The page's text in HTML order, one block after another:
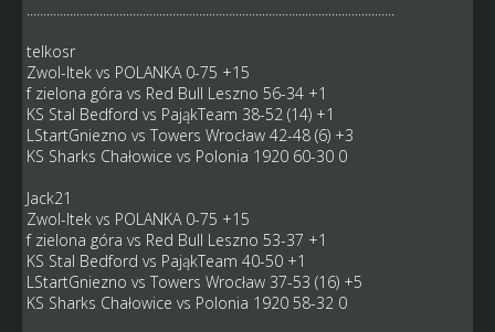
telkosr
Zwol-Itek vs POLANKA 0-75 +15
f zielona góra vs Red Bull Leszno 56-34 +1
KS Stal Bedford vs PająkTeam 38-52 (14) +1
LStartGniezno vs Towers Wrocław 42-48 (6) +3
KS Sharks Chałowice vs Polonia 1920 60-30 0
Jack21
Zwol-Itek vs POLANKA 0-75 +15
f zielona góra vs Red Bull Leszno 53-37 +1
KS Stal Bedford vs PająkTeam 40-50 +1
LStartGniezno vs Towers Wrocław 37-53 (16) +5
KS Sharks Chałowice vs Polonia 1920 58-32 0